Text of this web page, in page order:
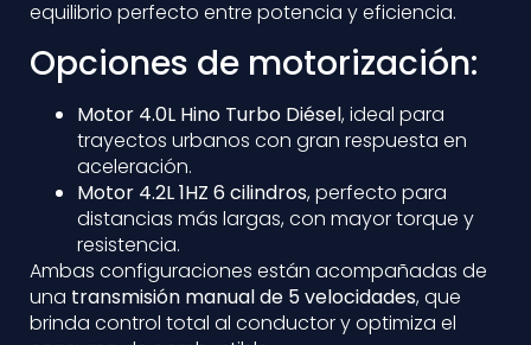
equilibrio perfecto entre potencia y eficiencia.
Opciones de motorización:
Motor 4.0L Hino Turbo Diésel, ideal para
trayectos urbanos con gran respuesta en
aceleración.
Motor 4.2L 1HZ 6 cilindros, perfecto para
distancias más largas, con mayor torque y
resistencia.
Ambas configuraciones están acompañadas de
una transmisión manual de 5 velocidades, que
brinda control total al conductor y optimiza el